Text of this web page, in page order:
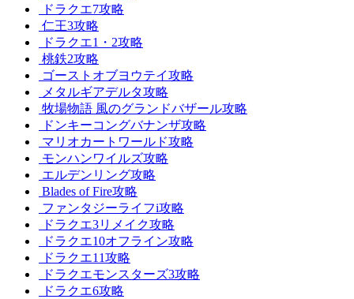
ドラクエ7攻略
仁王3攻略
ドラクエ1・2攻略
桃鉄2攻略
ゴーストオブヨウテイ攻略
メタルギアデルタ攻略
牧場物語 風のグランドバザール攻略
ドンキーコングバナンザ攻略
マリオカートワールド攻略
モンハンワイルズ攻略
エルデンリング攻略
Blades of Fire攻略
ファンタジーライフi攻略
ドラクエ3リメイク攻略
ドラクエ10オフライン攻略
ドラクエ11攻略
ドラクエモンスターズ3攻略
ドラクエ6攻略